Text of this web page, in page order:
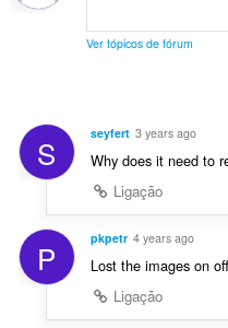
ç
õ
a
ç
õ
:
l
v
l
a
ç
e
:
Ver tópicos de fórum
S seyfert 3 years ago
Why does it need to
Ligação
P pkpetr 4 years ago
Lost the images on
Ligação